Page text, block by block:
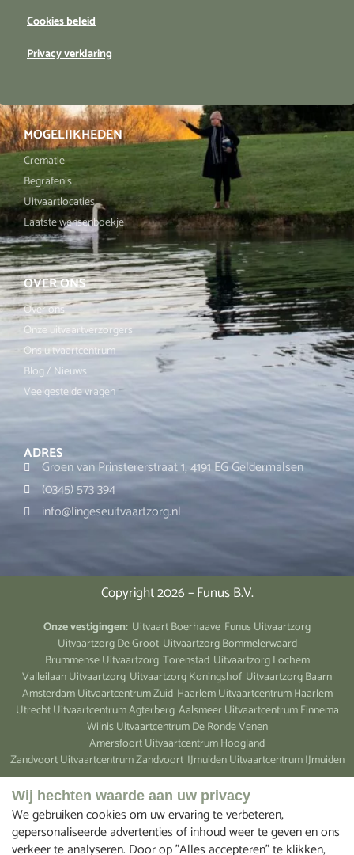
ADRES
Groen van Prinstererstraat 1, 4191 EG Geldermalsen
(0345) 573 394
info@lingeseuitvaartzorg.nl
OVER ONS
Over ons
Onze uitvaartverzorgers
Ons uitvaartcentrum
Blog / Nieuws
Veelgestelde vragen
MOGELIJKHEDEN
Crematie
Begrafenis
Uitvaartlocaties
Laatste wensenboekje
Cookies beleid
Privacy verklaring
Copyright 2026 – Funus B.V.
Onze vestigingen: Uitvaart Boerhaave Funus Uitvaartzorg
Uitvaartzorg De Groot Uitvaartzorg Bommelerwaard
Brummense Uitvaartzorg Torenstad Uitvaartzorg Lochem
Valleilaan Uitvaartzorg Uitvaartzorg Koningshof Uitvaartzorg Baarn
Amsterdam Uitvaartcentrum Zuid Haarlem Uitvaartcentrum Haarlem
Utrecht Uitvaartcentrum Agterberg Aalsmeer Uitvaartcentrum Finnema
Wilnis Uitvaartcentrum De Ronde Venen
Amersfoort Uitvaartcentrum Hoogland
Zandvoort Uitvaartcentrum Zandvoort IJmuiden Uitvaartcentrum IJmuiden
Wij hechten waarde aan uw privacy
We gebruiken cookies om uw ervaring te verbeteren,
gepersonaliseerde advertenties of inhoud weer te geven en ons
verkeer te analyseren. Door op "Alles accepteren" te klikken,